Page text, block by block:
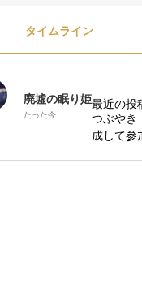
タイムライン
廃墟の眠り姫
たった今
最近の投
つぶやき
成して参